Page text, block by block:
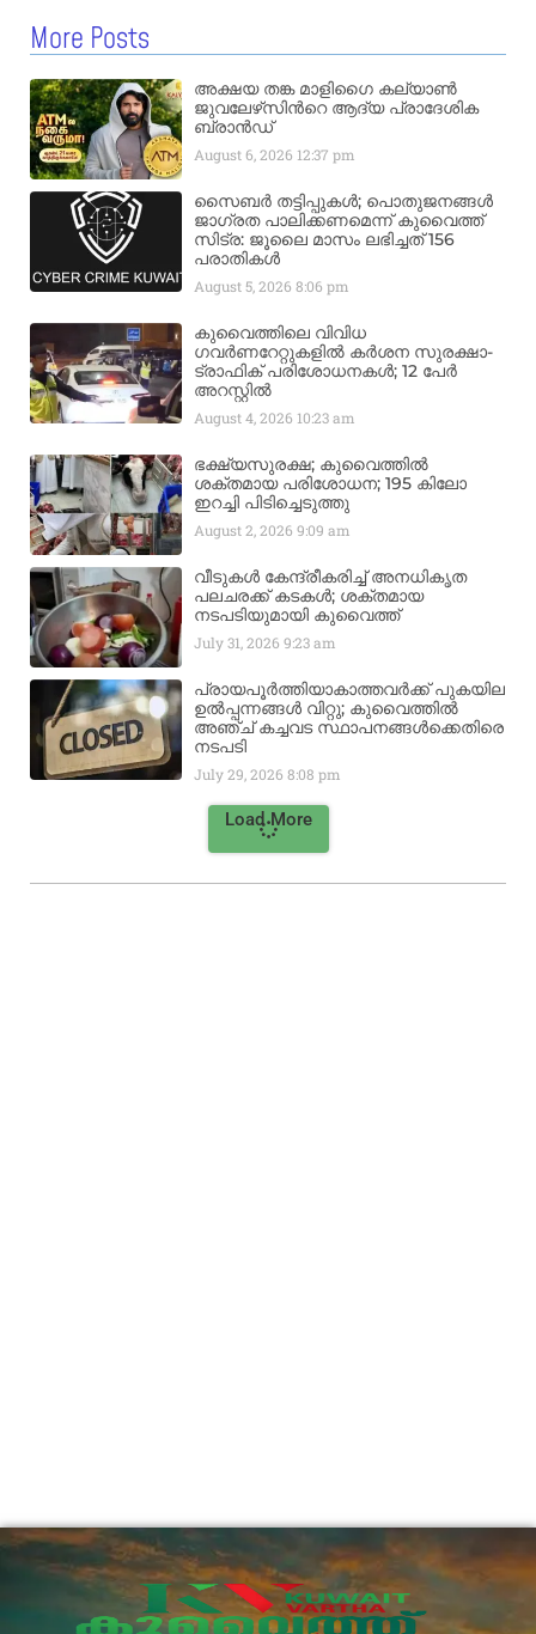
More Posts
അക്ഷയ തങ്ക മാളിഗൈ കല്യാണ്‍
ജുവലേഴ്‌സിന്‍റെ ആദ്യ പ്രാദേശിക
ബ്രാന്‍ഡ്
August 6, 2026 12:37 pm
സൈബർ തട്ടിപ്പുകൾ; പൊതുജനങ്ങൾ
ജാഗ്രത പാലിക്കണമെന്ന് കുവൈത്ത്
സിട്ര: ജൂലൈ മാസം ലഭിച്ചത് 156
പരാതികൾ
August 5, 20268:06 pm
കുവൈത്തിലെ വിവിധ
ഗവർണറേറ്റുകളിൽ കർശന സുരക്ഷാ-
ട്രാഫിക് പരിശോധനകൾ; 12 പേർ
അറസ്റ്റിൽ
August 4, 2026 10:23 am
ഭക്ഷ്യസുരക്ഷ; കുവൈത്തിൽ
ശക്തമായ പരിശോധന; 195 കിലോ
ഇറച്ചി പിടിച്ചെടുത്തു
August 2, 20269:09 am
വീടുകൾ കേന്ദ്രീകരിച്ച് അനധികൃത
പലചരക്ക് കടകൾ; ശക്തമായ
നടപടിയുമായി കുവൈത്ത്
July 31, 20269:23 am
പ്രായപൂർത്തിയാകാത്തവർക്ക് പുകയില
ഉൽപ്പന്നങ്ങൾ വിറ്റു; കുവൈത്തിൽ
അഞ്ച് കച്ചവട സ്ഥാപനങ്ങൾക്കെതിരെ
നടപടി
July 29, 20268:08 pm
Load More